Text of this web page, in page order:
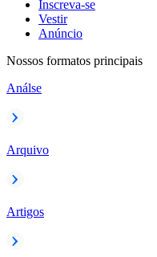
Inscreva-se
Vestir
Anúncio
Nossos formatos principais
Análse
Arquivo
Artigos